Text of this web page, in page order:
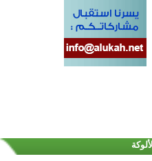
القرآن الكريم في أزناكاييف
وبناء الشخصية للشباب المسلمين
بمشاركة 3000 متسابق